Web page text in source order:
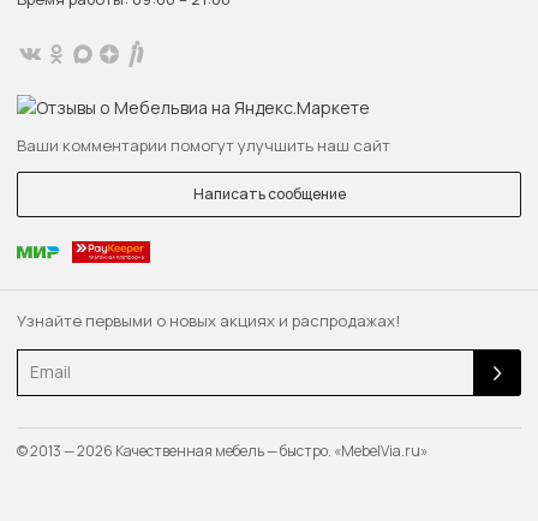
Узнайте первыми о новых акциях и распродажах!
Email
Ваши комментарии помогут улучшить наш сайт
Написать сообщение
© 2013 — 2026 Качественная мебель — быстро. «MebelVia.ru»